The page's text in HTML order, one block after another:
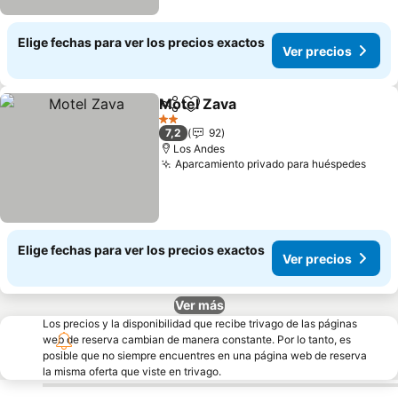
Elige fechas para ver los precios exactos
Ver precios
CompartirAgregar a favoritos
Motel Zava
2 Estrellas
7,2
92
Los Andes
Aparcamiento privado para huéspedes
Elige fechas para ver los precios exactos
Ver precios
Ver más
Los precios y la disponibilidad que recibe trivago de las páginas
web de reserva cambian de manera constante. Por lo tanto, es
posible que no siempre encuentres en una página web de reserva
la misma oferta que viste en trivago.